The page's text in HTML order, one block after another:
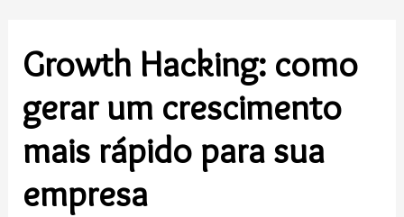
Growth Hacking: como
gerar um crescimento
mais rápido para sua
empresa